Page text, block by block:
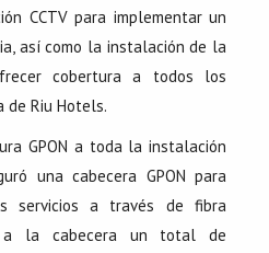
CCTV para implementar un
así como la instalación de la
cobertura a todos los
de Riu Hotels.
GPON a toda la instalación
una cabecera GPON para
servicios a través de fibra
a la cabecera un total de